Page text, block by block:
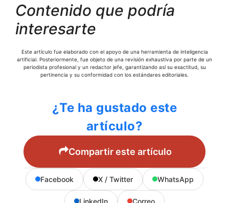
Contenido que podría
interesarte
Este artículo fue elaborado con el apoyo de una herramienta de inteligencia
artificial. Posteriormente, fue objeto de una revisión exhaustiva por parte de un
periodista profesional y un redactor jefe, garantizando así su exactitud, su
pertinencia y su conformidad con los estándares editoriales.
¿Te ha gustado este
artículo?
Compartir este artículo
Facebook X / Twitter WhatsApp
LinkedIn Correo